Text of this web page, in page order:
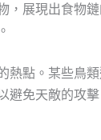
，展現出食物
熱點。某些鳥
避免天敵的攻